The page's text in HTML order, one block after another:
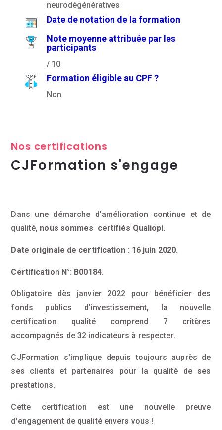
neurodégénératives
Date de notation de la formation
Note moyenne attribuée par les
participants
/ 10
Formation éligible au CPF ?
Non
Nos certifications
CJFormation s'engage
Dans une démarche d'amélioration continue et de
qualité, nous sommes certifiés Qualiopi.
Date originale de certification : 16 juin 2020.
Certification N°: B00184.
Obligatoire dès janvier 2022 pour bénéficier des
fonds publics d'investissement, la nouvelle
certification qualité comprend 7 critères
accompagnés de 32 indicateurs à respecter.
CJFormation s'implique depuis toujours auprès de
ses clients et partenaires pour la qualité de ses
prestations.
Cette certification est une nouvelle preuve
d'engagement de qualité envers vous !